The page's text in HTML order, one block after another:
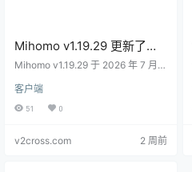
Mihomo v1.19.29 更新了什
么？Clash 内核升级与故障
Mihomo v1.19.29 于 2026 年 7 月 1
d 参数失效、TUIC 失败后连接耗
尽、CNAME 空响应及规则崩溃等问
客户端
51 0
v2cross.com 2 周前